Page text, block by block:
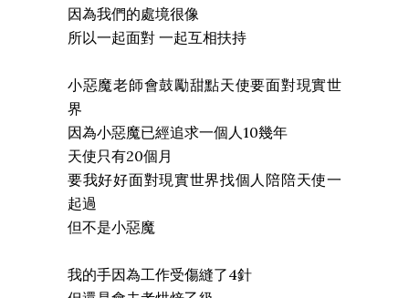
因為我們的處境很像
所以一起面對 一起互相扶持
小惡魔老師會鼓勵甜點天使要面對現實世
界
因為小惡魔已經追求一個人10幾年
天使只有20個月
要我好好面對現實世界找個人陪陪天使一
起過
但不是小惡魔
我的手因為工作受傷縫了4針